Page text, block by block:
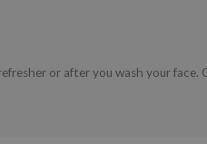
or after you wash your face.